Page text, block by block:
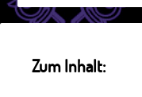
Zum Inhalt: